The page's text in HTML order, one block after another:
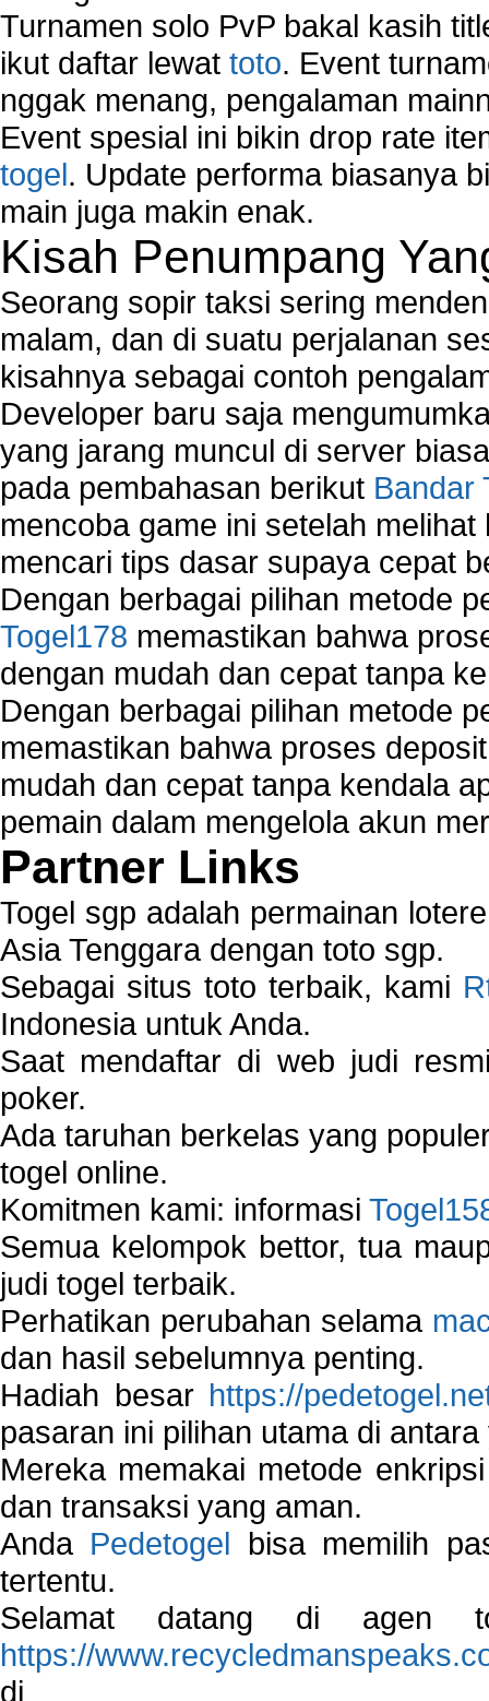
Turnamen solo PvP bakal kasih
ikut daftar lewat toto. Event
nggak menang, pengalaman
Event spesial ini bikin drop rate
togel. Update performa biasanya
main juga makin enak.
Kisah Penumpang
Seorang sopir taksi sering
malam, dan di suatu perjalanan
kisahnya sebagai contoh
Developer baru saja
yang jarang muncul di server
pada pembahasan berikut Bandar
mencoba game ini setelah
mencari tips dasar supaya cepat
Dengan berbagai pilihan metode
Togel178 memastikan bahwa
dengan mudah dan cepat tanpa
Dengan berbagai pilihan metode
memastikan bahwa proses
mudah dan cepat tanpa kendala
pemain dalam mengelola akun
Partner Links
Togel sgp adalah permainan
Asia Tenggara dengan toto sgp.
Sebagai situs toto terbaik, kami
Indonesia untuk Anda.
Saat mendaftar di web judi
poker.
Ada taruhan berkelas yang
togel online.
Komitmen kami: informasi
Semua kelompok bettor, tua
judi togel terbaik.
Perhatikan perubahan selama
dan hasil sebelumnya penting.
Hadiah besar https://
pasaran ini pilihan utama di
Mereka memakai metode
dan transaksi yang aman.
Anda Pedetogel bisa memilih
tertentu.
Selamat datang di agen
https://
di